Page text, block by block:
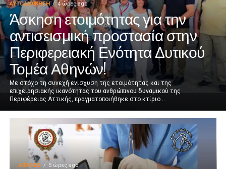
ΑΥΤΟΔΙΟΊΚΗΣΗ 4 ώρες ago
Άσκηση ετοιμότητας για την
αντισεισμική προστασία στην
Περιφερειακή Ενότητα Δυτικού
Τομέα Αθηνών!
Με στόχο τη συνεχή ενίσχυση της ετοιμότητας και της
επιχειρησιακής ικανότητας του ανθρώπινου δυναμικού της
Περιφέρειας Αττικής, πραγματοποιήθηκε στο κτίριο...
ΑΙΓΑΛΕΩ 5 ώρες ago